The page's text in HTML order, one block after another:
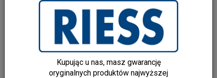
Kupując u nas, masz gwarancję
oryginalnych produktów najwyższej
Emendo LED battery lamp Emerald
1 119,00 zł